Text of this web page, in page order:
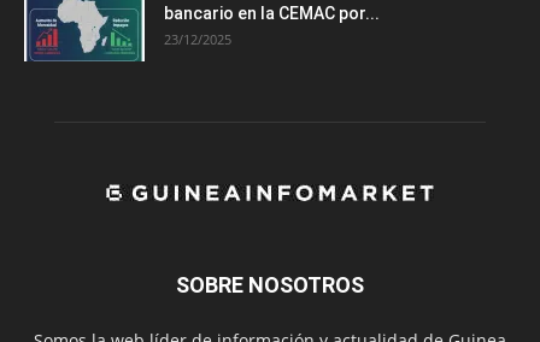
bancario en la CEMAC por...
23/12/2025
SOBRE NOSOTROS